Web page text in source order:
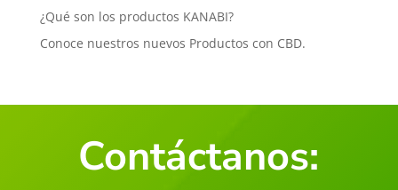
¿Qué son los productos KANABI?
Conoce nuestros nuevos Productos con CBD.
Contáctanos: